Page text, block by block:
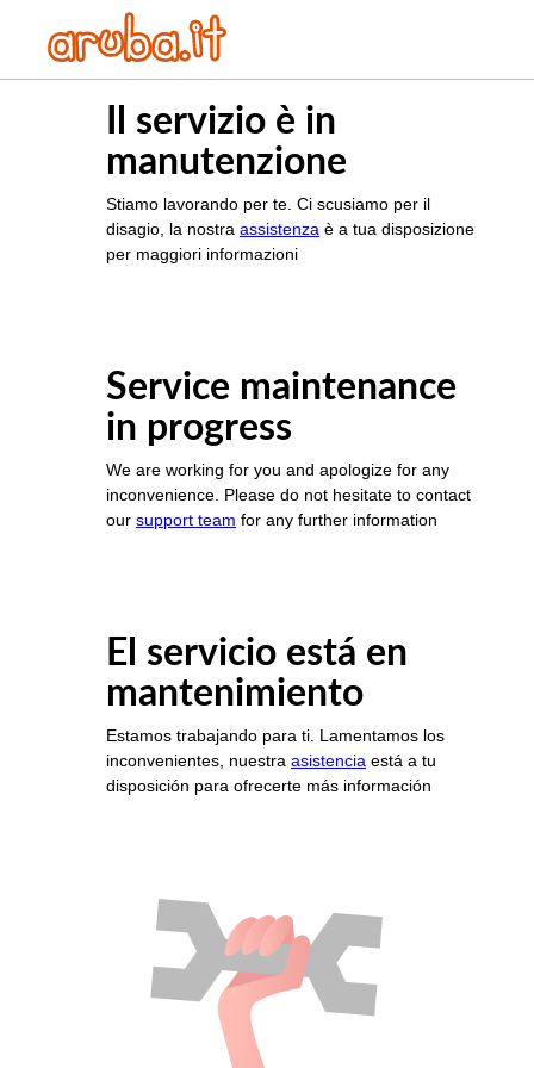
Il servizio è in
manutenzione
Stiamo lavorando per te. Ci scusiamo per il
disagio, la nostra assistenza è a tua disposizione
per maggiori informazioni
Service maintenance
in progress
We are working for you and apologize for any
inconvenience. Please do not hesitate to contact
our support team for any further information
El servicio está en
mantenimiento
Estamos trabajando para ti. Lamentamos los
inconvenientes, nuestra asistencia está a tu
disposición para ofrecerte más información